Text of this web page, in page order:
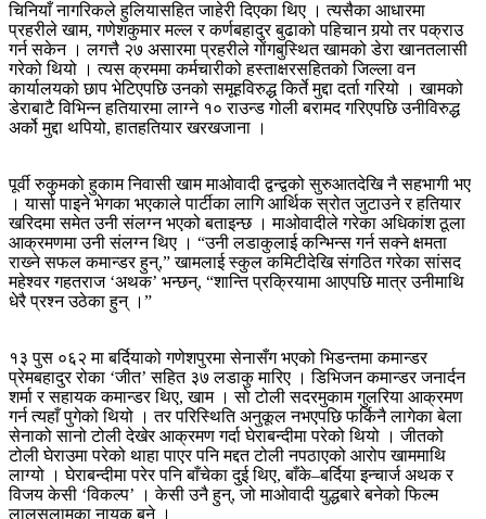
चिनियाँ नागरिकले हुलियासहित जाहेरी दिएका थिए । त्यसैका आधारमा
प्रहरीले खाम, गणेशकुमार मल्ल र कर्णबहादुर बुढाको पहिचान गर्‍यो तर पक्राउ
गर्न सकेन । लगत्तै २७ असारमा प्रहरीले गोंगबुस्थित खामको डेरा खानतलासी
गरेको थियो । त्यस क्रममा कर्मचारीको हस्ताक्षरसहितको जिल्ला वन
कार्यालयको छाप भेटिएपछि उनको समूहविरुद्ध किर्ते मुद्दा दर्ता गरियो । खामको
डेराबाटै विभिन्‍न हतियारमा लाग्ने १० राउन्ड गोली बरामद गरिएपछि उनीविरुद्ध
अर्को मुद्दा थपियो, हातहतियार खरखजाना ।
पूर्वी रुकुमको हुकाम निवासी खाम माओवादी द्वन्द्वको सुरुआतदेखि नै सहभागी भए
। यार्सा पाइने भेगका भएकाले पार्टीका लागि आर्थिक स्रोत जुटाउने र हतियार
खरिदमा समेत उनी संलग्न भएको बताइन्छ । माओवादीले गरेका अधिकांश ठूला
आक्रमणमा उनी संलग्न थिए । “उनी लडाकुलाई कन्भिन्स गर्न सक्ने क्षमता
राख्‍ने सफल कमान्डर हुन्,” खामलाई स्कुल कमिटीदेखि संगठित गरेका सांसद
महेश्वर गहतराज ‘अथक’ भन्छन्, “शान्ति प्रक्रियामा आएपछि मात्र उनीमाथि
धेरै प्रश्न उठेका हुन् ।”
१३ पुस ०६२ मा बर्दियाको गणेशपुरमा सेनासँग भएको भिडन्तमा कमान्डर
प्रेमबहादुर रोका ‘जीत’ सहित ३७ लडाकु मारिए । डिभिजन कमान्डर जनार्दन
शर्मा र सहायक कमान्डर थिए, खाम । सो टोली सदरमुकाम गुलरिया आक्रमण
गर्न त्यहाँ पुगेको थियो । तर परिस्थिति अनुकूल नभएपछि फर्किनै लागेका बेला
सेनाको सानो टोली देखेर आक्रमण गर्दा घेराबन्दीमा परेको थियो । जीतको
टोली घेराउमा परेको थाहा पाएर पनि मद्दत टोली नपठाएको आरोप खाममाथि
लाग्यो । घेराबन्दीमा परेर पनि बाँचेका दुई थिए, बाँके–बर्दिया इन्चार्ज अथक र
विजय केसी ‘विकल्प’ । केसी उनै हुन्, जो माओवादी युद्धबारे बनेको फिल्म
लालसलामका नायक बने ।